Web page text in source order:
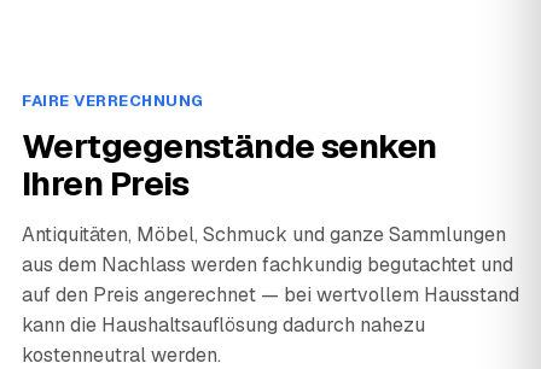
FAIRE VERRECHNUNG
Wertgegenstände senken
Ihren Preis
Antiquitäten, Möbel, Schmuck und ganze Sammlungen
aus dem Nachlass werden fachkundig begutachtet und
auf den Preis angerechnet — bei wertvollem Hausstand
kann die Haushaltsauflösung dadurch nahezu
kostenneutral werden.